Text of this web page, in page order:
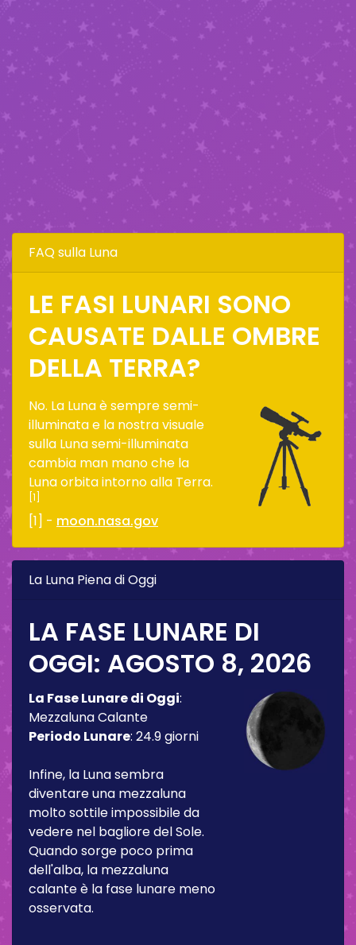
FAQ sulla Luna
LE FASI LUNARI SONO
CAUSATE DALLE OMBRE
DELLA TERRA?
No. La Luna è sempre semi-
illuminata e la nostra visuale
sulla Luna semi-illuminata
cambia man mano che la
Luna orbita intorno alla Terra.
[1]
[1] - moon.nasa.gov
La Luna Piena di Oggi
LA FASE LUNARE DI
OGGI: AGOSTO 8, 2026
La Fase Lunare di Oggi:
Mezzaluna Calante
Periodo Lunare: 24.9 giorni
Infine, la Luna sembra
diventare una mezzaluna
molto sottile impossibile da
vedere nel bagliore del Sole.
Quando sorge poco prima
dell'alba, la mezzaluna
calante è la fase lunare meno
osservata.